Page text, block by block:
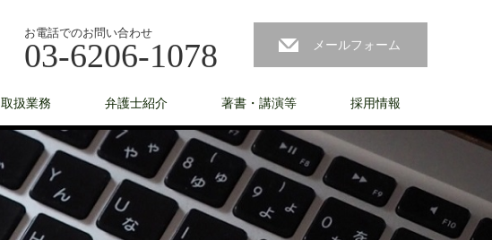
お電話でのお問い合わせ
03-6206-1078 メールフォーム
取扱業務 弁護士紹介 著書・講演等 採用情報